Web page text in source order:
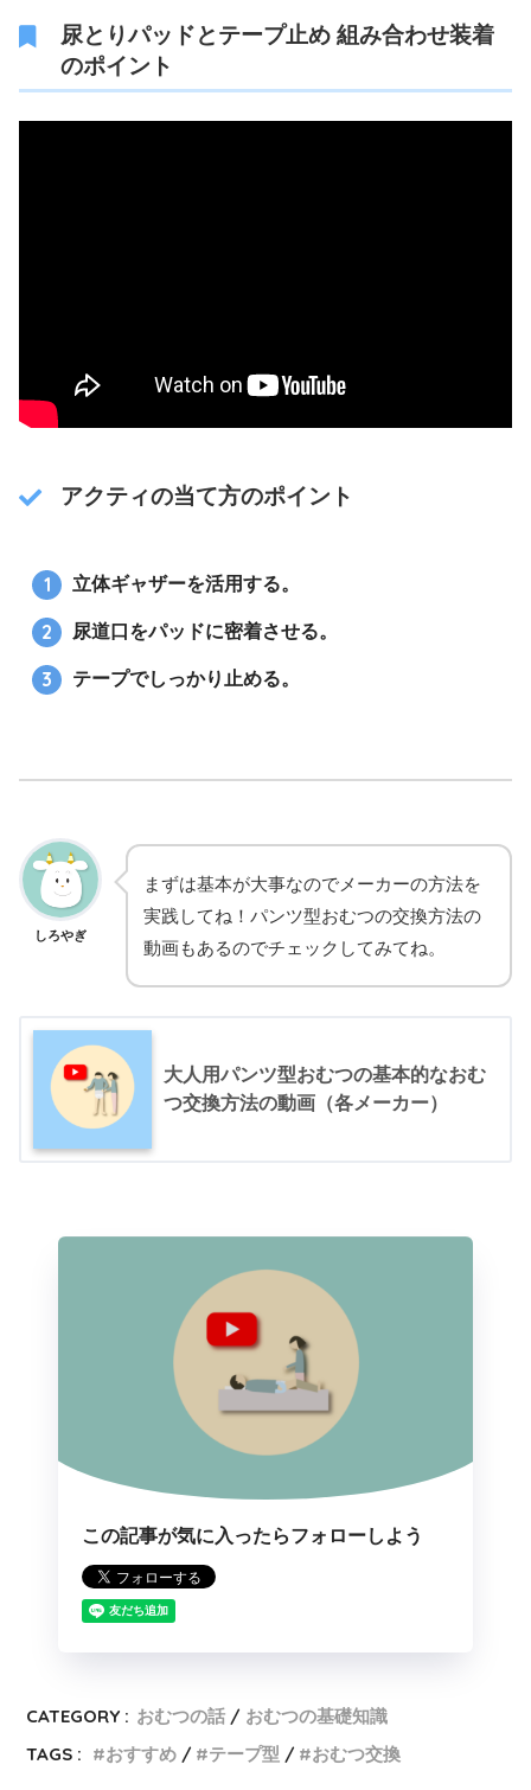
尿とりパッドとテープ止め 組み合わせ装着
のポイント
アクティの当て方のポイント
立体ギャザーを活用する。
尿道口をパッドに密着させる。
テープでしっかり止める。
しろやぎ
まずは基本が大事なのでメーカーの方法を
実践してね！パンツ型おむつの交換方法の
動画もあるのでチェックしてみてね。
大人用パンツ型おむつの基本的なおむ
つ交換方法の動画（各メーカー）
この記事が気に入ったらフォローしよう
CATEGORY : おむつの話
おむつの基礎知識
TAGS :
おすすめ テープ型 おむつ交換